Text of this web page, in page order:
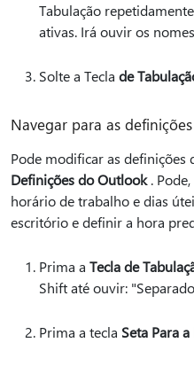
Tabulação
ativas. Irá ouvir os
Solte a Tecla de
Navegar para as
Pode modificar as definições
Definições do Outlook.
horário de trabalho e dias
escritório e definir a hora
Prima a Tecla de
Shift até ouvir:
Prima a tecla Seta Para